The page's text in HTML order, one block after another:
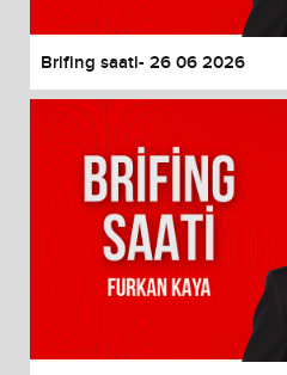
Brifing saati- 26 06 2026